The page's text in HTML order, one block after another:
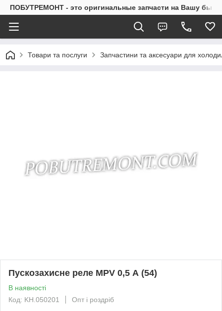
ПОБУТРЕМОНТ - это оригинальные запчасти на Вашу
Товари та послуги Запчастини та аксесуари для
Пускозахисне реле MPV 0,5 А (54)
В наявності
Код: KH.050201
Опт і роздріб